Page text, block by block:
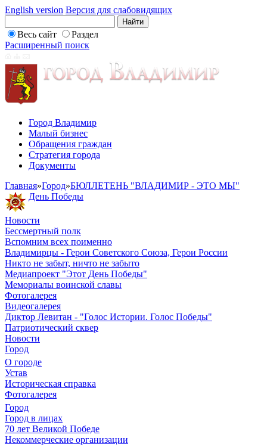
English version Версия для слабовидящих
Весь сайт
Раздел
Расширенный поиск
Город Владимир
Малый бизнес
Обращения граждан
Стратегия города
Документы
Главная»Город»БЮЛЛЕТЕНЬ "ВЛАДИМИР - ЭТО МЫ"
День Победы
Новости
Бессмертный полк
Вспомним всех поименно
Владимирцы - Герои Советского Союза, Герои России
Никто не забыт, ничто не забыто
Медиапроект "Этот День Победы"
Мемориалы воинской славы
Фотогалерея
Видеогалерея
Диктор Левитан - "Голос Истории. Голос Победы"
Патриотический сквер
Новости
Город
О городе
Устав
Историческая справка
Фотогалерея
Город
Город в лицах
70 лет Великой Победе
Некоммерческие организации